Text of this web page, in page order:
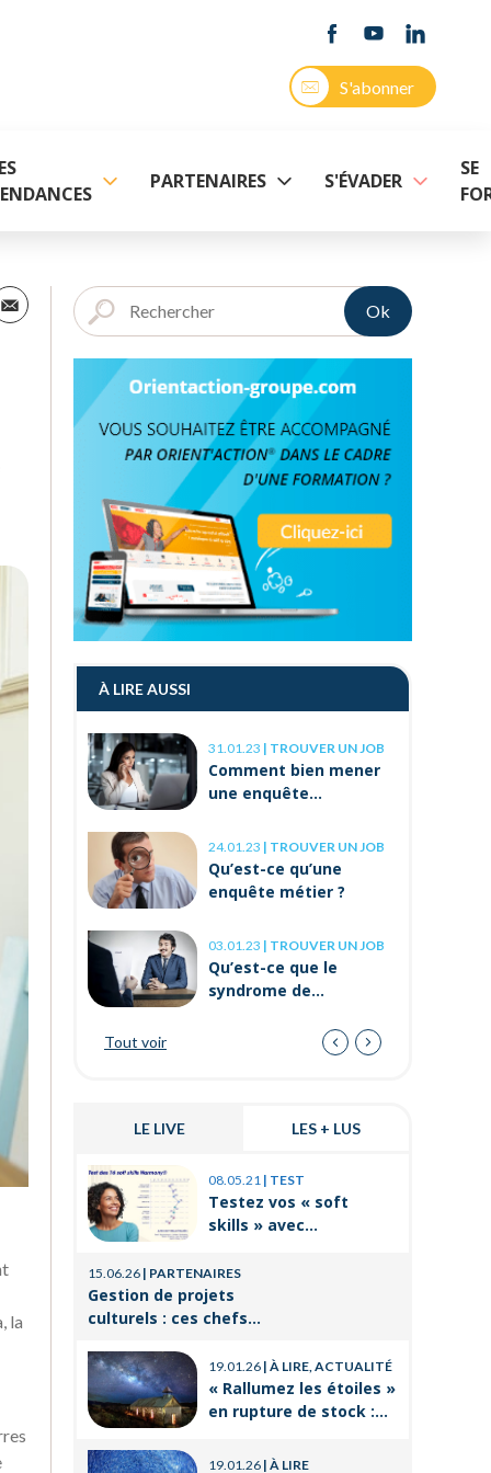
S'abonner
PARTENAIRES S'ÉVADER
SE
la
Ok
À LIRE AUSSI
31.01.23 | TROUVER UN JOB
Comment bien mener
une enquête
24.01.23 | TROUVER UN JOB
Qu’est-ce qu’une
enquête métier ?
03.01.23 | TROUVER UN JOB
Qu’est-ce que le
syndrome de
Tout voir
LE LIVE LES + LUS
08.05.21 | TEST
Testez vos « soft
skills » avec
15.06.26 | PARTENAIRES
Gestion de projets
culturels : ces chefs
qui font vivre la culture
19.01.26 | À LIRE, ACTUALITÉ
« Rallumez les étoiles »
en rupture de stock :
d’Emeric Lebreton dès
19.01.26 | À LIRE